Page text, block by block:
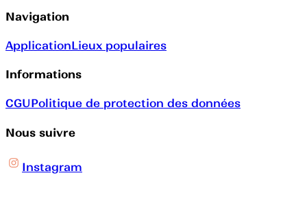
Navigation
ApplicationLieux populaires
Informations
CGUPolitique de protection des données
Nous suivre
Instagram